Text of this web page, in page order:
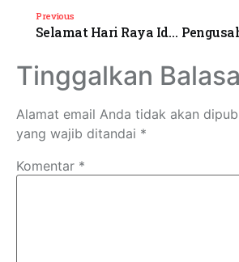
Previous
Selamat Hari Raya Idul Fitri 1445 H- 2024 M
Tinggalkan
Alamat email Anda tidak akan
yang wajib ditandai *
Komentar *